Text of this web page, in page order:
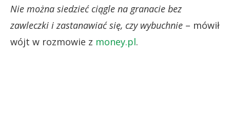
Nie można siedzieć ciągle na granacie bez
zawleczki i zastanawiać się, czy wybuchnie – mówił
wójt w rozmowie z money.pl.